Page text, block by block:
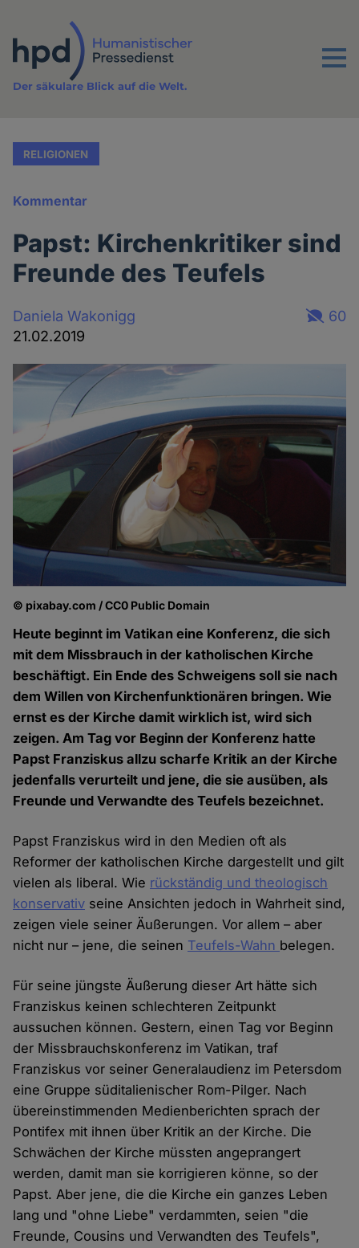
Inhalt
Menu
Der säkulare Blick auf die Welt.
RELIGIONEN
Kommentar
Papst: Kirchenkritiker sind
Freunde des Teufels
Daniela Wakonigg
21.02.2019
60
© pixabay.com / CC0 Public Domain
Heute beginnt im Vatikan eine Konferenz, die sich
mit dem Missbrauch in der katholischen Kirche
beschäftigt. Ein Ende des Schweigens soll sie nach
dem Willen von Kirchenfunktionären bringen. Wie
ernst es der Kirche damit wirklich ist, wird sich
zeigen. Am Tag vor Beginn der Konferenz hatte
Papst Franziskus allzu scharfe Kritik an der Kirche
jedenfalls verurteilt und jene, die sie ausüben, als
Freunde und Verwandte des Teufels bezeichnet.
Papst Franziskus wird in den Medien oft als
Reformer der katholischen Kirche dargestellt und gilt
vielen als liberal. Wie rückständig und theologisch
konservativ seine Ansichten jedoch in Wahrheit sind,
zeigen viele seiner Äußerungen. Vor allem – aber
nicht nur – jene, die seinen Teufels-Wahn belegen.
Für seine jüngste Äußerung dieser Art hätte sich
Franziskus keinen schlechteren Zeitpunkt
aussuchen können. Gestern, einen Tag vor Beginn
der Missbrauchskonferenz im Vatikan, traf
Franziskus vor seiner Generalaudienz im Petersdom
eine Gruppe süditalienischer Rom-Pilger. Nach
übereinstimmenden Medienberichten sprach der
Pontifex mit ihnen über Kritik an der Kirche. Die
Schwächen der Kirche müssten angeprangert
werden, damit man sie korrigieren könne, so der
Papst. Aber jene, die die Kirche ein ganzes Leben
lang und "ohne Liebe" verdammten, seien "die
Freunde, Cousins und Verwandten des Teufels",